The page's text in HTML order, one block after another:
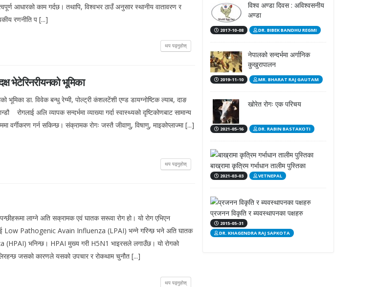
आधारको काम गर्दछ। तथापि, विश्वभर ठाउँ अनुसार स्थानीय वातावरण र
रणनीति प [...]
थप पढ्नुहोस्
भेटेरिनरीयनको भूमिका
भूमिका डा. विवेक बन्धु रेग्मी, पोल्ट्री कंशलटेंशी एण्ड डायग्नोष्टिक ल्याब, दाङ
रोगलाई अलि व्यापक सन्दर्भमा व्याख्या गर्दा स्वास्थ्यको दृष्टिकोणबाट सामान्य
वर्गीकरण गर्न सकिन्छ। संक्रामक रोगः जस्तै जीवाणु, विषाणु, माइकोप्लाज्मा [...]
थप पढ्नुहोस्
लाग्ने अति सक्रामक एवं घातक सरूवा रोग हो। यो रोग एभिएन
Low Pathogenic Avain Influenza (LPAI) भन्ने गरिन्छ भने अति घातक
भनिन्छ। HPAI मुख्य गरी H5N1 भाइरसले लगाउँछ। यो रोगको
जसको कारणले यसको उपचार र रोकथाम चुनौत [...]
थप पढ्नुहोस्
विश्व अण्डा दिवस : अविश्वसनीय
अण्डा
2017-10-08 DR. BIBEK BANDHU REGMI
नेपालको सन्दर्भमा अर्गानिक
कुखुरापालन
2019-11-10 MR. BHARAT RAJ GAUTAM
खोरेत रोगः एक परिचय
2021-05-16 DR. RABIN BASTAKOTI
बाख्रामा कृत्रिम गर्भाधान तालीम पुस्तिका
2021-03-03 VETNEPAL
प्रजनन विकृति र ब्यवस्थापनका पक्षहरु
2015-05-31
DR. KHAGENDRA RAJ SAPKOTA